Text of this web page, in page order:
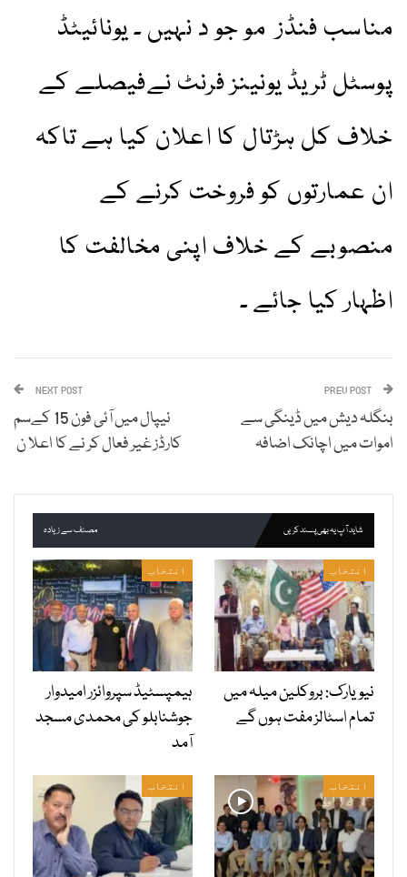
مناسب فنڈز مو جو د نہیں ۔ یونائیٹڈ
پوسٹل ٹریڈ یونینز فرنٹ نےفیصلے کے
خلاف کل ہڑتال کا اعلان کیا ہے تاکہ
ان عمارتوں کو فروخت کرنے کے
منصوبے کے خلاف اپنی مخالفت کا
اظہار کیا جائے ۔
بنگلہ دیش میں ڈینگی سے
اموات میں اچانک اضافہ
NEXT POST
نیپال میں آئی فون 15 کےسم
کارڈز غیر فعال کر نے کا اعلا ن
شاید آپ یہ بھی پسند کریں مصنف سے زیادہ
انتخاب
نیویارک: بروکلین میلہ میں
تمام اسٹالز مفت ہوں گے
انتخاب
ہیمپسٹیڈ سپروائزر امیدوار
جوشنابلو کی محمدی مسجد
آمد
انتخاب انتخاب